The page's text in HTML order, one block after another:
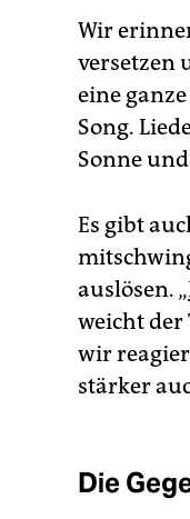
Wir
versetzen
eine
Song.
Sonne
Es gibt
auslösen. „
weicht
wir
stärker
Die